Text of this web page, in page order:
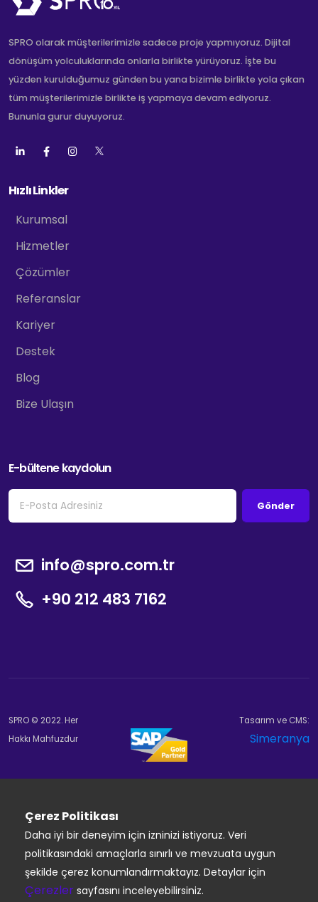
SPRO olarak müşterilerimizle sadece proje yapmıyoruz. Dijital
dönüşüm yolculuklarında onlarla birlikte yürüyoruz. İşte bu
yüzden kurulduğumuz günden bu yana bizimle birlikte yola çıkan
tüm müşterilerimizle birlikte iş yapmaya devam ediyoruz.
Bununla gurur duyuyoruz.
Hızlı Linkler
Kurumsal
Hizmetler
Çözümler
Referanslar
Kariyer
Destek
Blog
Bize Ulaşın
E-bültene kaydolun
Gönder
info@spro.com.tr
+90 212 483 7162
SPRO © 2022. Her
Hakkı Mahfuzdur
Tasarım ve CMS:
Simeranya
Çerez Politikası
Daha iyi bir deneyim için izninizi istiyoruz. Veri
politikasındaki amaçlarla sınırlı ve mevzuata uygun
şekilde çerez konumlandırmaktayız. Detaylar için
Çerezlersayfasını inceleyebilirsiniz.